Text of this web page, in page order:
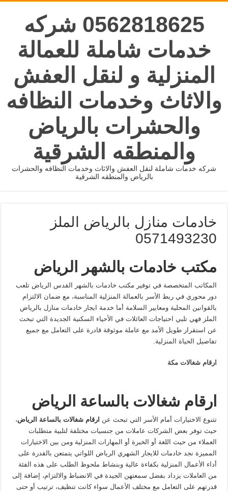
0562818625 شركه
خدمات شاملة للعمالة
المنزلية و لنقل العفش
والاثاث وخدمات النظافه
والحشرات بالرياض
والمنطقه الشرقية
شركه خدمات شاملة لنقل العفش والاثاث وخدمات النظافه والحشرات
بالرياض والمنطقه الشرقية
خادمات منازل بالرياض الملز
0571493230
مكتب خادمات بالشهر الرياض
المكاتب المتخصصة في توفير مكتب خادمات بالشهر القدس الرياض تلعب
دور محوري في ربط الأسر بالعمالة المنزلية المناسبة، مع ضمان الالتزام
بالقوانين المحلية ومعايير السلامة أما خدمة ايجار خادمات منازل بالرياض
الملز فهي تلبي احتياجات العائلات في الأحياء السكنية الجديدة التي تبحث
عن استقرار طويل الأمد مع عاملة موثوقة قادرة على التعامل مع جميع
تفاصيل الحياة المنزلية.
ارقام شغالات مكة
ارقام شغالات بالساعة الرياض
تتنوع الاختيارات أمام الأسر التي تبحث عن ارقام شغالات بالساعة الرياض،
حيث توفر بعض الشركات عاملات من جنسيات مختلفة لتلبية متطلبات
العملاء من حيث اللغة أو الخبرة أو المهارات المنزلية ومن بين الاختيارات
المميزة نجد خادمات للايجار الشهري الرياض اللواتي يتمتعن بالقدرة على
أداء الأعمال المنزلية بكفاءة عالية وبنشاط ملحوظ الطلب على هذه الفئة
من العاملات يزداد بفضل سمعتهن الجيدة في الانضباط والالتزام، إضافة إلى
قدرتهم على التعامل مع مختلف الأعمال سواء كانت تنظيف، ترتيب أو حتى